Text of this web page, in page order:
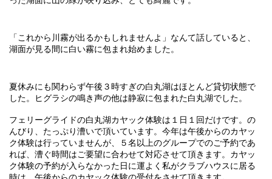
「これから川霧が出るかもしれませんよ」なんて話していると、
湖面が見る間に白い霧に包まれ始めました。
夏休みにも関わらず午後３時すぎの白丸湖はほとんど貸切状態で
した。ヒグラシの鳴き声の他は静寂に包まれた白丸湖でした。
フェリーグライドの白丸湖カヤック体験は１日１回だけです。の
んびり、たっぷり漕いで頂いています。今年は午後からのカヤッ
ク体験は行っていませんが、５名以上のグループでのご予約であ
れば、漕ぐ時間はご要望に合わせて対応させて頂きます。カヤッ
ク体験の予約が入らなかった日に運よく私がクラブハウスに居る
時は、午後からのカヤック体験の受付をさせて頂きます。